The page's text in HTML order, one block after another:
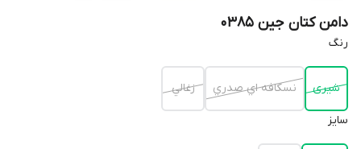
دامن کتان جین 0385
رنگ
شيرى نسكافه اي صدري زغالي
سايز